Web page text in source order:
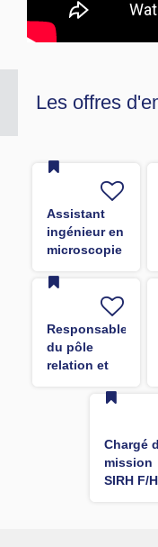
Les offres
Assistant
ingénieur en
microscopie
F/H
Responsable
du pôle
relation et
l'usager F/H
Chargé
mission
SIRH F/H